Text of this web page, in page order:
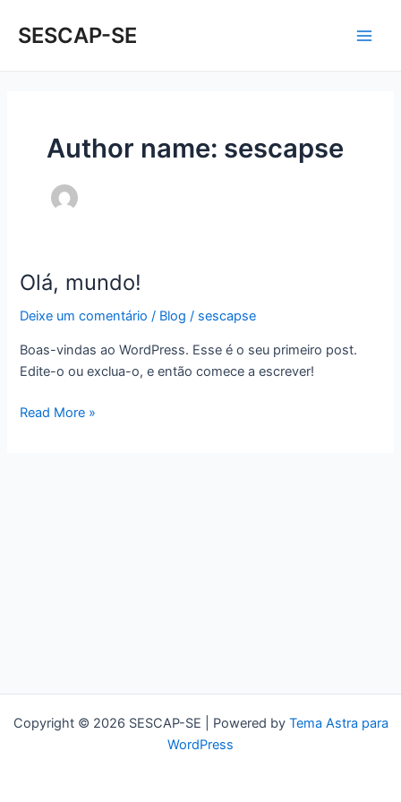
paraSESCAP-SE
Author name: sescapse
Olá, mundo!
Deixe um comentário / Blog / sescapse
Boas-vindas ao WordPress. Esse é o seu primeiro post.
Edite-o ou exclua-o, e então comece a escrever!
Olá,
Read More »
Copyright © 2026 SESCAP-SE | Powered by Tema Astra para
WordPress